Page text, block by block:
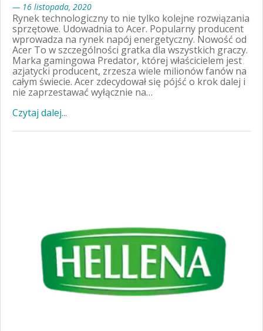
— 16 listopada, 2020
Rynek technologiczny to nie tylko kolejne rozwiązania
sprzętowe. Udowadnia to Acer. Popularny producent
wprowadza na rynek napój energetyczny. Nowość od
Acer To w szczególności gratka dla wszystkich graczy.
Marka gamingowa Predator, której właścicielem jest
azjatycki producent, zrzesza wiele milionów fanów na
całym świecie. Acer zdecydował się pójść o krok dalej i
nie zaprzestawać wyłącznie na…
Czytaj dalej...